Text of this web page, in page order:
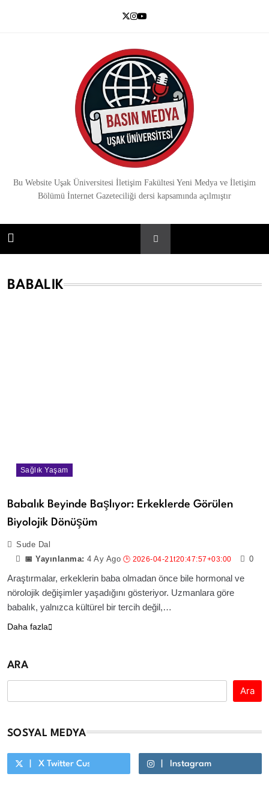
Basın Medya
Bu Website Uşak Üniversitesi İletişim Fakültesi Yeni Medya ve İletişim
Bölümü İnternet Gazeteciliği dersi kapsamında açılmıştır
BABALIK
Sağlık Yaşam
Babalık Beyinde Başlıyor: Erkeklerde Görülen
Biyolojik Dönüşüm
Sude Dal
4 Ay Ago
0
Araştırmalar, erkeklerin baba olmadan önce bile hormonal ve
nörolojik değişimler yaşadığını gösteriyor. Uzmanlara göre
babalık, yalnızca kültürel bir tercih değil,…
Daha fazla
ARA
Ara
SOSYAL MEDYA
X Twitter Custom Cursor On HoverInstagram